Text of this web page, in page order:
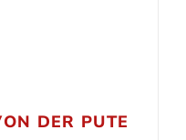
DER PUTE